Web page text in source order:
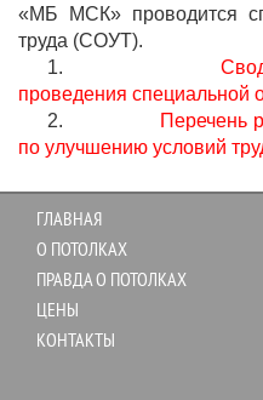
«МБ МСК» проводится
труда (СОУТ).
1.
проведения специальной
2.
Перечень
по улучшению условий
ГЛАВНАЯ
О ПОТОЛКАХ
ПРАВДА О ПОТОЛКАХ
ЦЕНЫ
КОНТАКТЫ